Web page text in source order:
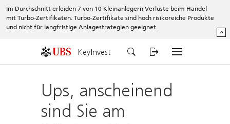
Im Durchschnitt erleiden 7 von 10 Kleinanlegern Verluste beim Handel
mit Turbo-Zertifikaten. Turbo-Zertifikate sind hoch risikoreiche Produkte
und nicht für langfristige Anlagestrategien geeignet.
^
KeyInvest
Ups, anscheinend
sind Sie am